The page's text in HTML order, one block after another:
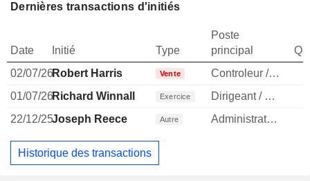
Dernières transactions d'initiés
Date Initié Type
Poste
principal
02/07/26Robert Harris Vente
Controleur / auditeur
01/07/26Richard Winnall Exercice Dirigeant / cadre principal
22/12/25Joseph Reece Autre Administrateur
Historique des transactions